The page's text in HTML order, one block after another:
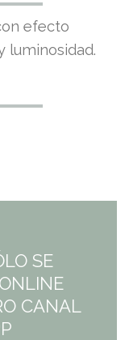
efecto
luminosidad.
SE
CANAL